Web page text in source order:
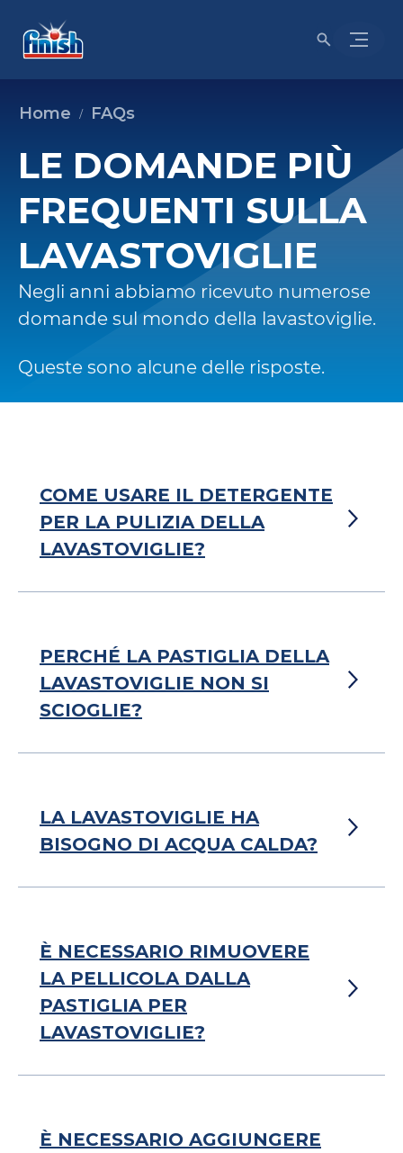
Home FAQs
LE DOMANDE PIÙ
FREQUENTI SULLA
LAVASTOVIGLIE
Negli anni abbiamo ricevuto numerose
domande sul mondo della lavastoviglie.
Queste sono alcune delle risposte.
COME USARE IL DETERGENTE
PER LA PULIZIA DELLA
LAVASTOVIGLIE?
PERCHÉ LA PASTIGLIA DELLA
LAVASTOVIGLIE NON SI
SCIOGLIE?
LA LAVASTOVIGLIE HA
BISOGNO DI ACQUA CALDA?
È NECESSARIO RIMUOVERE
LA PELLICOLA DALLA
PASTIGLIA PER
LAVASTOVIGLIE?
È NECESSARIO AGGIUNGERE